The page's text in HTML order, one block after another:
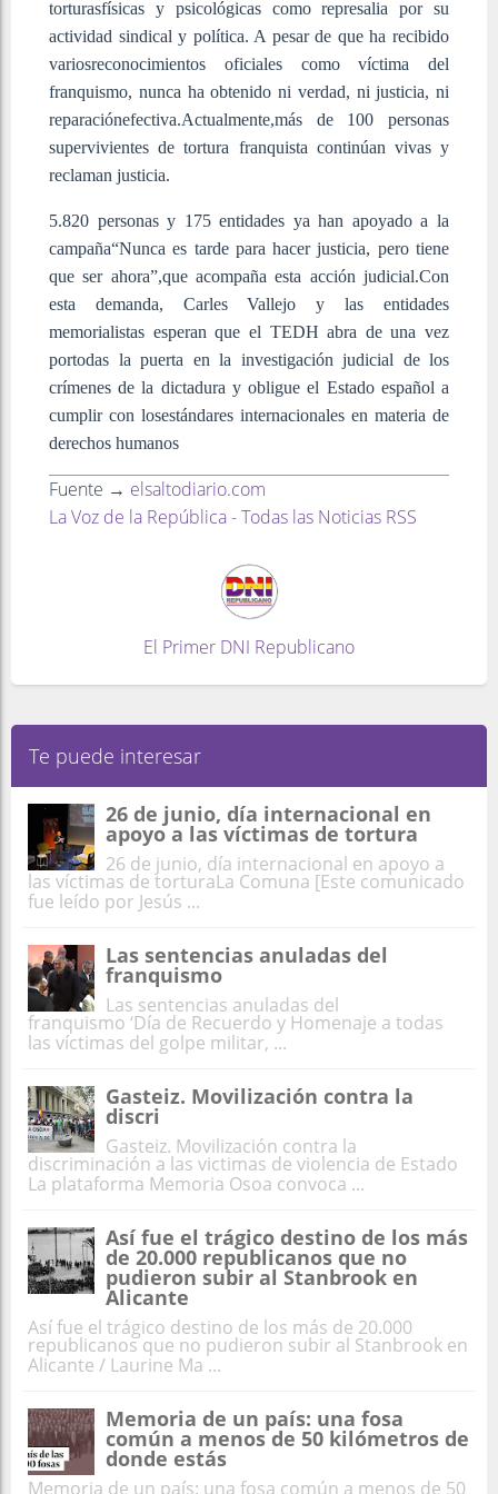
torturasfísicas y psicológicas como represalia por su
actividad sindical y política. A pesar de que ha recibido
variosreconocimientos oficiales como víctima del
franquismo, nunca ha obtenido ni verdad, ni justicia, ni
reparaciónefectiva.Actualmente,más de 100 personas
supervivientes de tortura franquista continúan vivas y
reclaman justicia.
5.820 personas y 175 entidades ya han apoyado a la
campaña“Nunca es tarde para hacer justicia, pero tiene
que ser ahora”,que acompaña esta acción judicial.Con
esta demanda, Carles Vallejo y las entidades
memorialistas esperan que el TEDH abra de una vez
portodas la puerta en la investigación judicial de los
crímenes de la dictadura y obligue el Estado español a
cumplir con losestándares internacionales en materia de
derechos humanos
Fuente → elsaltodiario.com
La Voz de la República - Todas las Noticias RSS
El Primer DNI Republicano
Te puede interesar
26 de junio, día internacional en
apoyo a las víctimas de tortura
26 de junio, día internacional en apoyo a
las víctimas de torturaLa Comuna [Este comunicado
fue leído por Jesús ...
Las sentencias anuladas del
franquismo
Las sentencias anuladas del
franquismo ‘Día de Recuerdo y Homenaje a todas
las víctimas del golpe militar, ...
Gasteiz. Movilización contra la
discri
Gasteiz. Movilización contra la
discriminación a las victimas de violencia de Estado
La plataforma Memoria Osoa convoca ...
Así fue el trágico destino de los más
de 20.000 republicanos que no
pudieron subir al Stanbrook en
Alicante
Así fue el trágico destino de los más de 20.000
republicanos que no pudieron subir al Stanbrook en
Alicante / Laurine Ma ...
Memoria de un país: una fosa
común a menos de 50 kilómetros de
donde estás
Memoria de un país: una fosa común a menos de 50